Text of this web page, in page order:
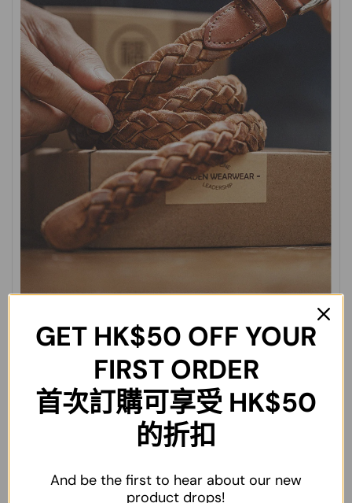
GET HK$50 OFF YOUR
FIRST ORDER
首次訂購可享受 HK$50
的折扣
And be the first to hear about our new
product drops!